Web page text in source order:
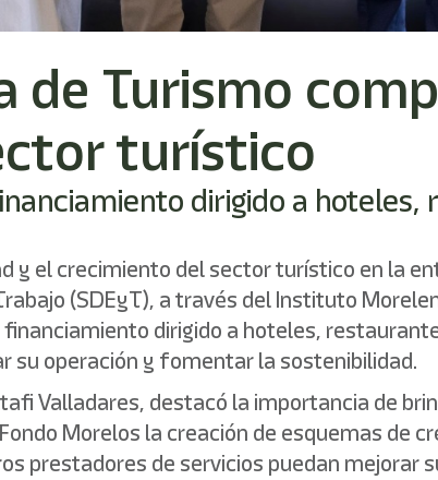
de Turismo
turístico
dirigido a
el crecimiento del sector turístico en la
(SDEyT), a través del Instituto
dirigido a hoteles,
operación y fomentar la sostenibilidad.
Valladares, destacó la importancia de
Morelos la creación de esquemas de
prestadores de servicios puedan mejorar